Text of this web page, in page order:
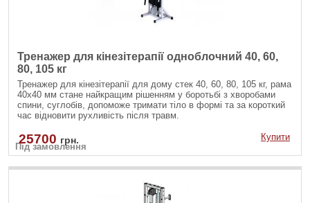
Тренажер для кінезітерапії одноблочний 40, 60,
80, 105 кг
Тренажер для кінезітерапії для дому стек 40, 60, 80, 105 кг, рама
40х40 мм стане найкращим рішенням у боротьбі з хворобами
спини, суглобів, допоможе тримати тіло в формі та за короткий
час відновити рухливість після травм.
Під замовлення
25700 грн. Купити